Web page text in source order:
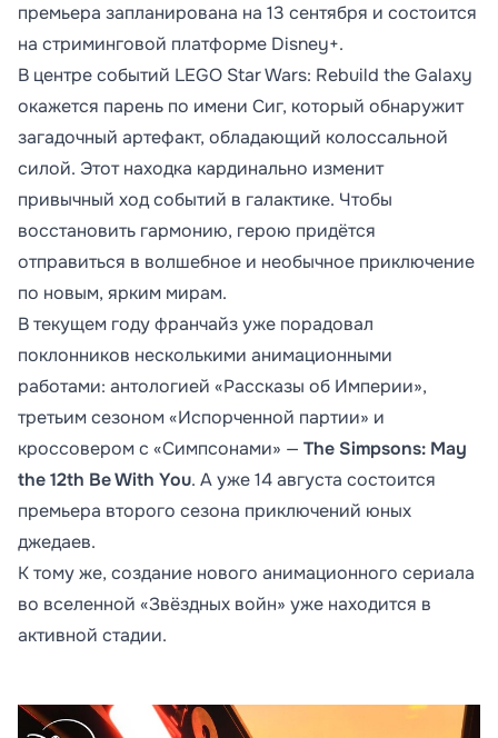
премьера запланирована на 13 сентября и состоится
на стриминговой платформе Disney+.
В центре событий LEGO Star Wars: Rebuild the Galaxy
окажется парень по имени Сиг, который обнаружит
загадочный артефакт, обладающий колоссальной
силой. Этот находка кардинально изменит
привычный ход событий в галактике. Чтобы
восстановить гармонию, герою придётся
отправиться в волшебное и необычное приключение
по новым, ярким мирам.
В текущем году франчайз уже порадовал
поклонников несколькими анимационными
работами: антологией «Рассказы об Империи»,
третьим сезоном «Испорченной партии» и
кроссовером с «Симпсонами» — The Simpsons: May
the 12th Be With You. А уже 14 августа состоится
премьера второго сезона приключений юных
джедаев.
К тому же, создание нового анимационного сериала
во вселенной «Звёздных войн» уже находится в
активной стадии.